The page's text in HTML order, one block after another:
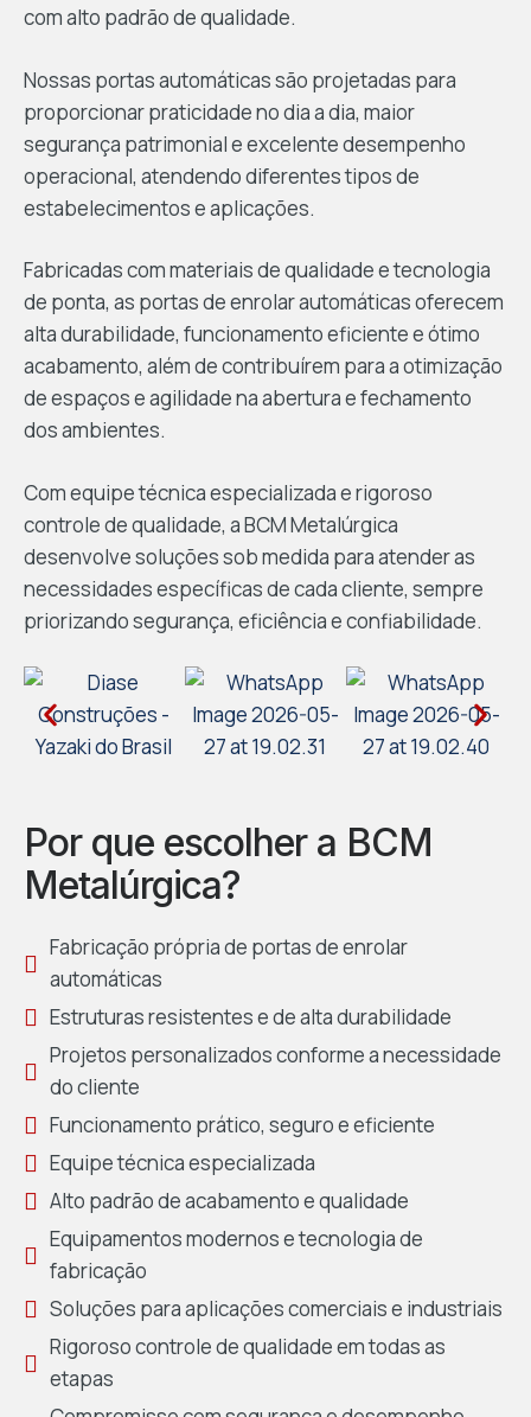
com alto padrão de qualidade.
Nossas portas automáticas são projetadas para
proporcionar praticidade no dia a dia, maior
segurança patrimonial e excelente desempenho
operacional, atendendo diferentes tipos de
estabelecimentos e aplicações.
Fabricadas com materiais de qualidade e tecnologia
de ponta, as portas de enrolar automáticas oferecem
alta durabilidade, funcionamento eficiente e ótimo
acabamento, além de contribuírem para a otimização
de espaços e agilidade na abertura e fechamento
dos ambientes.
Com equipe técnica especializada e rigoroso
controle de qualidade, a BCM Metalúrgica
desenvolve soluções sob medida para atender as
necessidades específicas de cada cliente, sempre
priorizando segurança, eficiência e confiabilidade.
Por que escolher a BCM
Metalúrgica?
Fabricação própria de portas de enrolar
automáticas
Estruturas resistentes e de alta durabilidade
Projetos personalizados conforme a necessidade
do cliente
Funcionamento prático, seguro e eficiente
Equipe técnica especializada
Alto padrão de acabamento e qualidade
Equipamentos modernos e tecnologia de
fabricação
Soluções para aplicações comerciais e industriais
Rigoroso controle de qualidade em todas as
etapas